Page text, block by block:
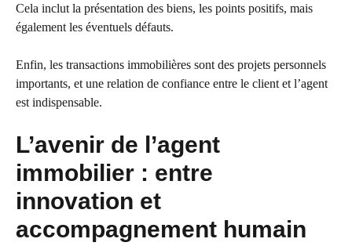
Cela inclut la présentation des biens, les points positifs, mais
également les éventuels défauts.
Enfin, les transactions immobilières sont des projets personnels
importants, et une relation de confiance entre le client et l’agent
est indispensable.
L’avenir de l’agent
immobilier : entre
innovation et
accompagnement humain